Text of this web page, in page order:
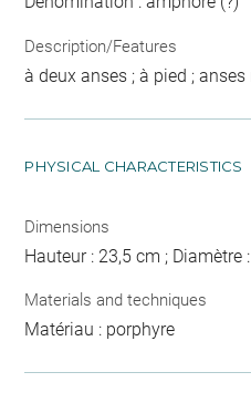
Description/Features
à deux anses ; à pied ;
PHYSICAL CHARACTERISTICS
Dimensions
Hauteur : 23,5 cm ; Diamètre
Materials and techniques
Matériau : porphyre